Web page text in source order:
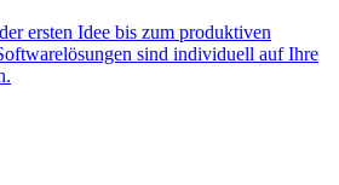
ersten Idee bis zum produktiven
sind individuell auf Ihre